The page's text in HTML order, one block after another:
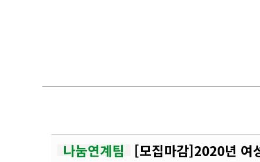
나눔연계팀 [모집마감]2020년 여